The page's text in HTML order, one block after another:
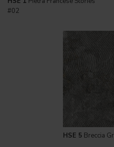
#02
HSE 5 Breccia